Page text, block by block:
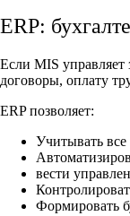
ERP:
Если MIS управляет
договоры, оплату
ERP позволяет:
Учитывать
вести
Формировать